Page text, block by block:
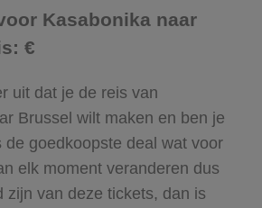
Kasabonika naar
€
uit dat je de reis van
Brussel wilt maken en ben je
de goedkoopste deal wat voor
elk moment veranderen dus
zijn van deze tickets, dan is